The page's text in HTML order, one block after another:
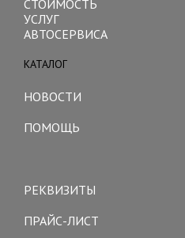
СТОИМОСТЬ
УСЛУГ
АВТОСЕРВИСА
КАТАЛОГ
НОВОСТИ
ПОМОЩЬ
РЕКВИЗИТЫ
ПРАЙС-ЛИСТ